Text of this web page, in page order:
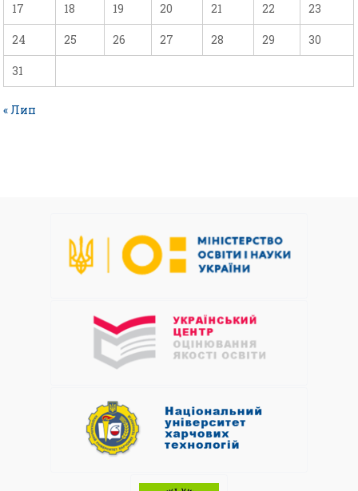
17 18 19 20 21 22 23
24 25 26 27 28 29 30
31
« Лип